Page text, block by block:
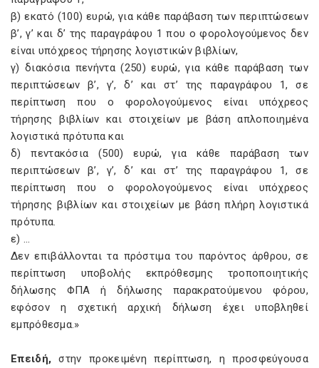
β) εκατό (100) ευρώ, για κάθε παράβαση των περιπτώσεων
β’, γ’ και δ’ της παραγράφου 1 που ο φορολογούμενος δεν
είναι υπόχρεος τήρησης λογιστικών βιβλίων,
γ) διακόσια πενήντα (250) ευρώ, για κάθε παράβαση των
περιπτώσεων β’, γ’, δ’ και στ’ της παραγράφου 1, σε
περίπτωση που ο φορολογούμενος είναι υπόχρεος
τήρησης βιβλίων και στοιχείων με βάση απλοποιημένα
λογιστικά πρότυπα και
δ) πεντακόσια (500) ευρώ, για κάθε παράβαση των
περιπτώσεων β’, γ’, δ’ και στ’ της παραγράφου 1, σε
περίπτωση που ο φορολογούμενος είναι υπόχρεος
τήρησης βιβλίων και στοιχείων με βάση πλήρη λογιστικά
πρότυπα.
ε) …
Δεν επιβάλλονται τα πρόστιμα του παρόντος άρθρου, σε
περίπτωση υποβολής εκπρόθεσμης τροποποιητικής
δήλωσης ΦΠΑ ή δήλωσης παρακρατούμενου φόρου,
εφόσον η σχετική αρχική δήλωση έχει υποβληθεί
εμπρόθεσμα.»
Επειδή, στην προκειμένη περίπτωση, η προσφεύγουσα